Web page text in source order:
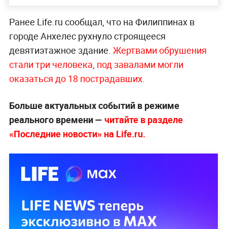
Ранее Life.ru сообщал, что на Филиппинах в
городе Анхелес рухнуло строящееся
девятиэтажное здание. Жертвами обрушения
стали три человека, под завалами могли
оказаться до 18 пострадавших.
Больше актуальных событий в режиме
реального времени — читайте в разделе
«Последние новости» на Life.ru.